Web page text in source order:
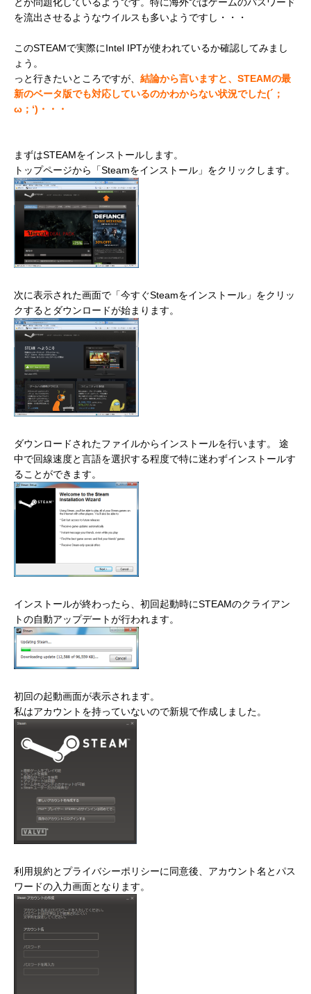
とが問題化しているようです。特に海外ではゲームのパスワード
を流出させるようなウイルスも多いようですし・・・
このSTEAMで実際にIntel IPTが使われているか確認してみまし
ょう。
っと行きたいところですが、 結論から言いますと、STEAMの最
新のベータ版でも対応しているのかわからない状況でした(´；
ω；‘)・・・
まずはSTEAMをインストールします。
トップページから「Steamをインストール」をクリックします。
次に表示された画面で「今すぐSteamをインストール」をクリッ
クするとダウンロードが始まります。
ダウンロードされたファイルからインストールを行います。 途
中で回線速度と言語を選択する程度で特に迷わずインストールす
ることができます。
インストールが終わったら、初回起動時にSTEAMのクライアン
トの自動アップデートが行われます。
初回の起動画面が表示されます。
私はアカウントを持っていないので新規で作成しました。
利用規約とプライバシーポリシーに同意後、アカウント名とパス
ワードの入力画面となります。